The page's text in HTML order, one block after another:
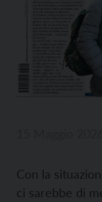
Con la
ci sarebbe di